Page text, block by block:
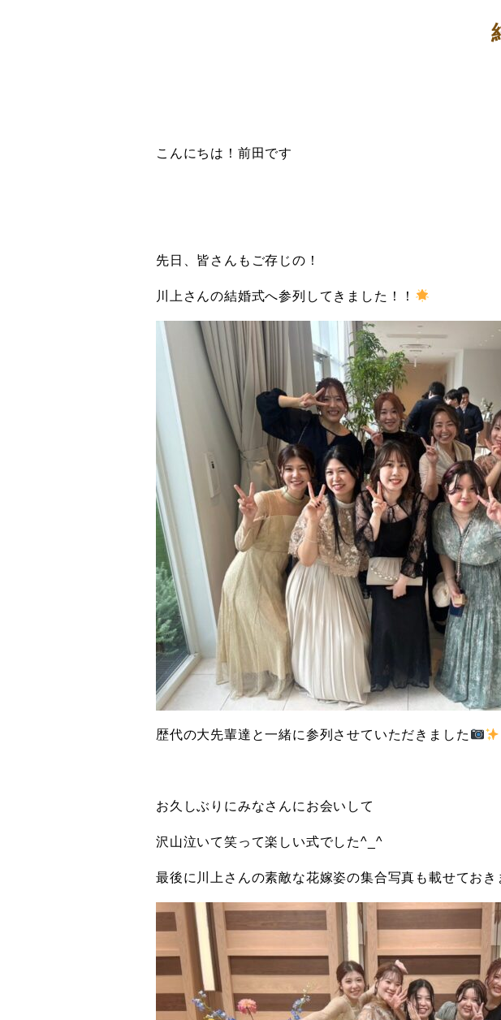
こんにちは！前田です
先日、皆さんもご存じの！
川上さんの結婚式へ参列してきました！！
歴代の大先輩達と一緒に参列させていただきました
お久しぶりにみなさんにお会いして
沢山泣いて笑って楽しい式でした^_^
最後に川上さんの素敵な花嫁姿の集合写真も載せておき